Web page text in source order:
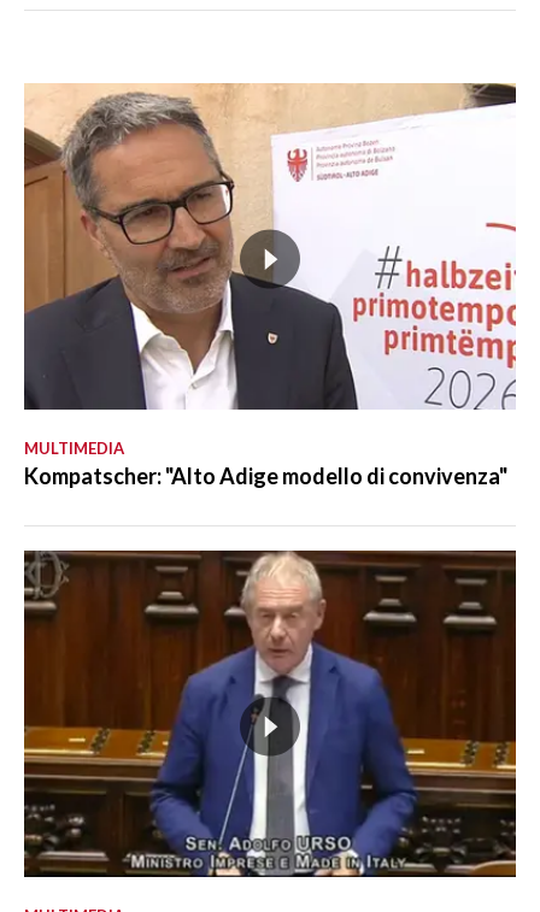
MULTIMEDIA
Kompatscher: "Alto Adige modello di convivenza"